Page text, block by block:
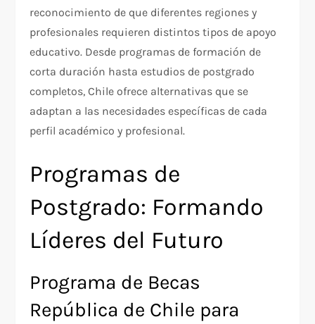
reconocimiento de que diferentes regiones y
profesionales requieren distintos tipos de apoyo
educativo. Desde programas de formación de
corta duración hasta estudios de postgrado
completos, Chile ofrece alternativas que se
adaptan a las necesidades específicas de cada
perfil académico y profesional.
Programas de
Postgrado: Formando
Líderes del Futuro
Programa de Becas
República de Chile para